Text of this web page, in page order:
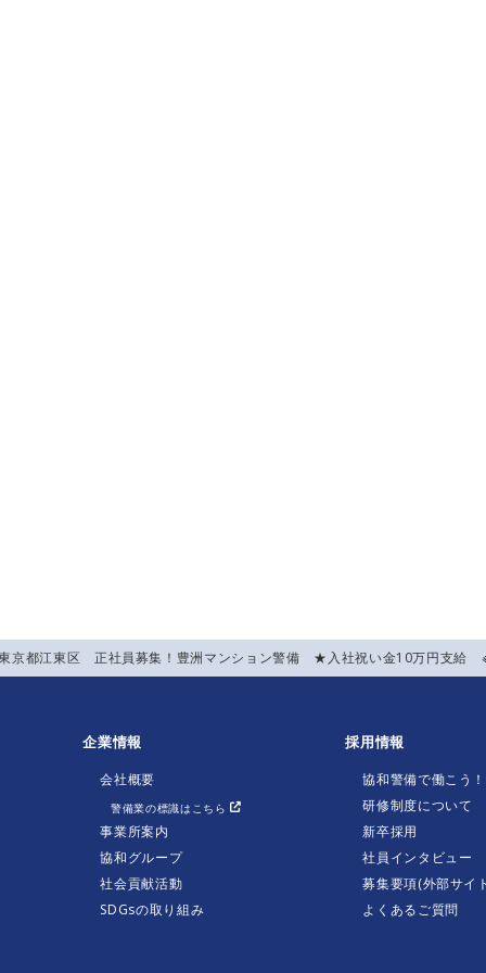
京都江東区 正社員募集！豊洲マンション警備 ★入社祝い金10万円支給
企業情報
会社概要
警備業の標識はこちら
事業所案内
協和グループ
社会貢献活動
SDGsの取り組み
採用情報
協和警備で働こう！
研修制度について
新卒採用
社員インタビュー
募集要項(外部サイ
よくあるご質問